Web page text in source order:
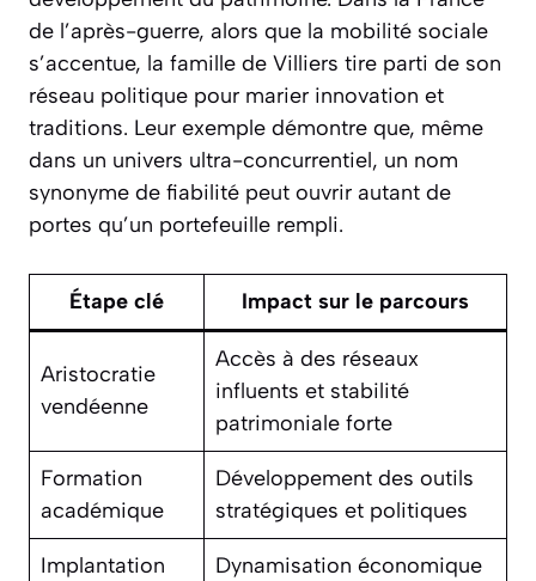
de l’après-guerre, alors que la mobilité sociale
s’accentue, la famille de Villiers tire parti de son
réseau politique pour marier innovation et
traditions. Leur exemple démontre que, même
dans un univers ultra-concurrentiel, un nom
synonyme de fiabilité peut ouvrir autant de
portes qu’un portefeuille rempli.
Étape clé Impact sur le parcours
Aristocratie
vendéenne
Accès à des réseaux
influents et stabilité
patrimoniale forte
Formation
académique
Développement des outils
stratégiques et politiques
Implantation
Dynamisation économique